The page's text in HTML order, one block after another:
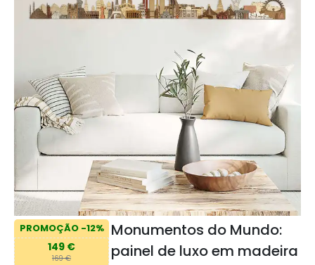
PROMOÇÃO -12%
149 €
169 €
Monumentos do Mundo:
painel de luxo em madeira